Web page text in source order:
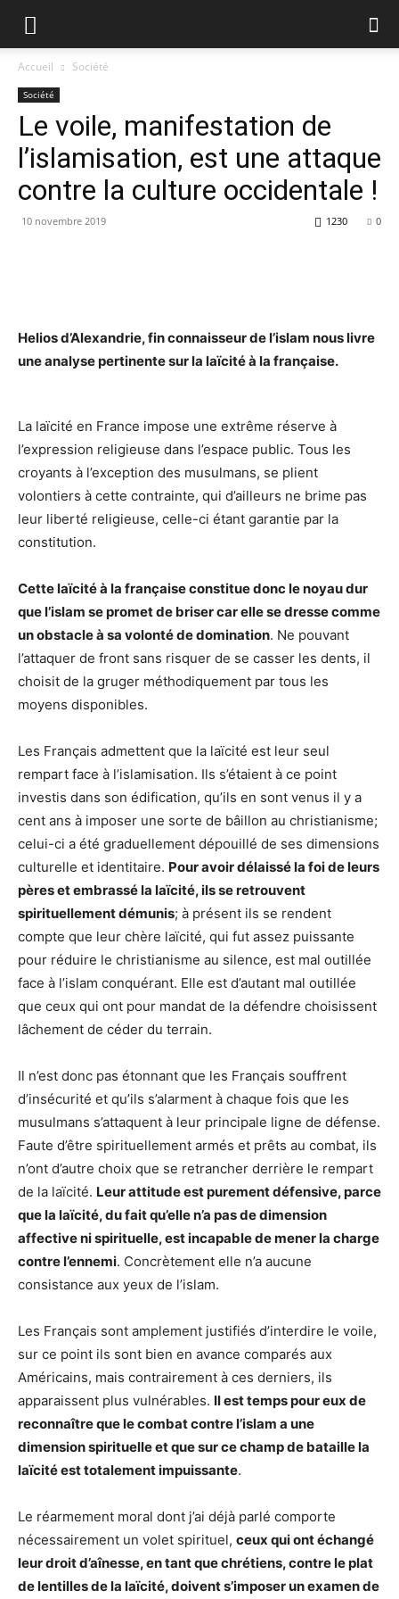
Accueil Société
Société
Le voile, manifestation de
l’islamisation, est une attaque
contre la culture occidentale !
10 novembre 2019 0
1230
Helios d’Alexandrie, fin connaisseur de l’islam nous livre
une analyse pertinente sur la laïcité à la française.
La laïcité en France impose une extrême réserve à
l’expression religieuse dans l’espace public. Tous les
croyants à l’exception des musulmans, se plient
volontiers à cette contrainte, qui d’ailleurs ne brime pas
leur liberté religieuse, celle-ci étant garantie par la
constitution.
Cette laïcité à la française constitue donc le noyau dur
que l’islam se promet de briser car elle se dresse comme
un obstacle à sa volonté de domination. Ne pouvant
l’attaquer de front sans risquer de se casser les dents, il
choisit de la gruger méthodiquement par tous les
moyens disponibles.
Les Français admettent que la laïcité est leur seul
rempart face à l’islamisation. Ils s’étaient à ce point
investis dans son édification, qu’ils en sont venus il y a
cent ans à imposer une sorte de bâillon au christianisme;
celui-ci a été graduellement dépouillé de ses dimensions
culturelle et identitaire. Pour avoir délaissé la foi de leurs
pères et embrassé la laïcité, ils se retrouvent
spirituellement démunis; à présent ils se rendent
compte que leur chère laïcité, qui fut assez puissante
pour réduire le christianisme au silence, est mal outillée
face à l’islam conquérant. Elle est d’autant mal outillée
que ceux qui ont pour mandat de la défendre choisissent
lâchement de céder du terrain.
Il n’est donc pas étonnant que les Français souffrent
d’insécurité et qu’ils s’alarment à chaque fois que les
musulmans s’attaquent à leur principale ligne de défense.
Faute d’être spirituellement armés et prêts au combat, ils
n’ont d’autre choix que se retrancher derrière le rempart
de la laïcité. Leur attitude est purement défensive, parce
que la laïcité, du fait qu’elle n’a pas de dimension
affective ni spirituelle, est incapable de mener la charge
contre l’ennemi. Concrètement elle n’a aucune
consistance aux yeux de l’islam.
Les Français sont amplement justifiés d’interdire le voile,
sur ce point ils sont bien en avance comparés aux
Américains, mais contrairement à ces derniers, ils
apparaissent plus vulnérables. Il est temps pour eux de
reconnaître que le combat contre l’islam a une
dimension spirituelle et que sur ce champ de bataille la
laïcité est totalement impuissante.
Le réarmement moral dont j’ai déjà parlé comporte
nécessairement un volet spirituel, ceux qui ont échangé
leur droit d’aînesse, en tant que chrétiens, contre le plat
de lentilles de la laïcité, doivent s’imposer un examen de